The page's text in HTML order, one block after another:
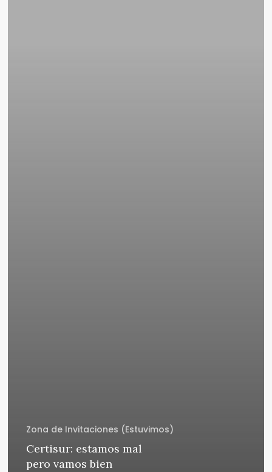
Zona de Invitaciones (Estuvimos)
Certisur: estamos mal
pero vamos bien